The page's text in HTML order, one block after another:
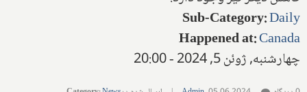
Sub-Category:Daily
Happened at:Canada
چهارشنبه, ژوئن 5, 2024 - 20:00